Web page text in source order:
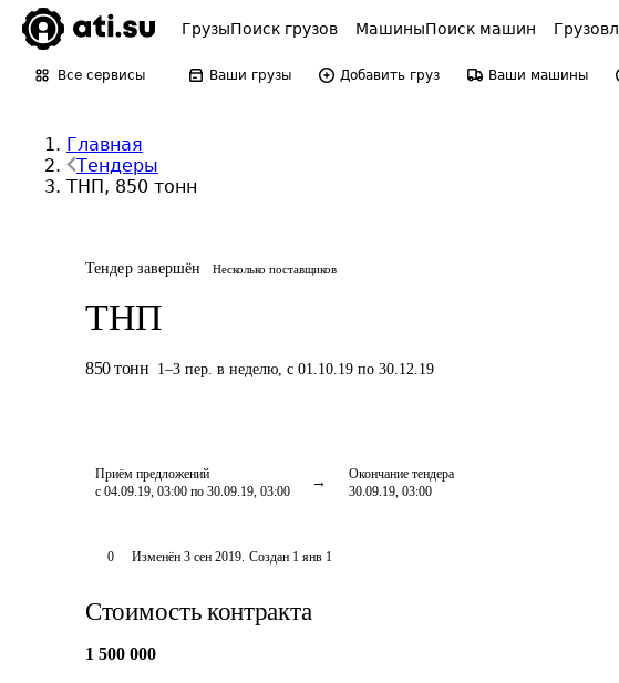
ГрузыПоиск грузов МашиныПоиск машин
Все сервисы Ваши грузы Добавить груз Ваши машины
Главная
Тендеры
ТНП, 850 тонн
Тендер завершён Несколько поставщиков
ТНП
850 тонн 1–3 пер. в неделю, с 01.10.19 по 30.12.19
Приём предложений
с 04.09.19, 03:00 по 30.09.19, 03:00
Окончание тендера
30.09.19, 03:00
0 Изменён 3 сен 2019. Создан 1 янв 1
Стоимость контракта
1 500 000